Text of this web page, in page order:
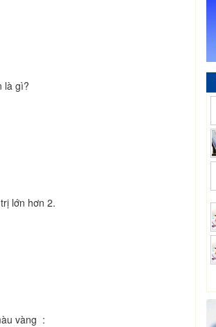
là gì?
lớn hơn 2.
vàng :